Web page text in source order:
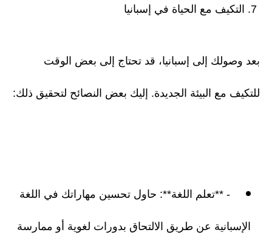
بعد وصولك إلى إسبانيا، قد تحتاج إلى بعض الوقت
للتكيف مع البيئة الجديدة. إليك بعض النصائح لتحقيق ذلك:
- **تعلم اللغة**: حاول تحسين مهاراتك في اللغة
الإسبانية عن طريق الالتحاق بدورات لغوية أو ممارسة